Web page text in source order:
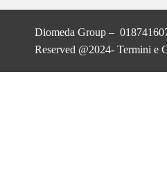
Diomeda Group –
Reserved @2024- Termini e